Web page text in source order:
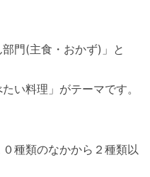
門(主食・おかず)」と
い料理」がテーマです。
種類のなかから２種類以